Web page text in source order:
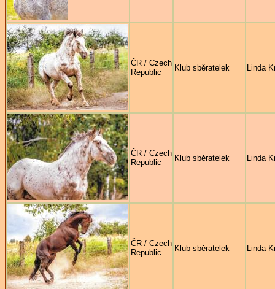
ČR / Czech
Republic
Klub sběratelek Linda
ČR / Czech
Republic
Klub sběratelek Linda
ČR / Czech
Republic
Klub sběratelek Linda